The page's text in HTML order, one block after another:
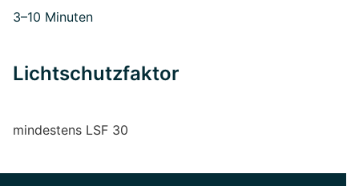
3–10 Minuten
Lichtschutzfaktor
mindestens LSF 30